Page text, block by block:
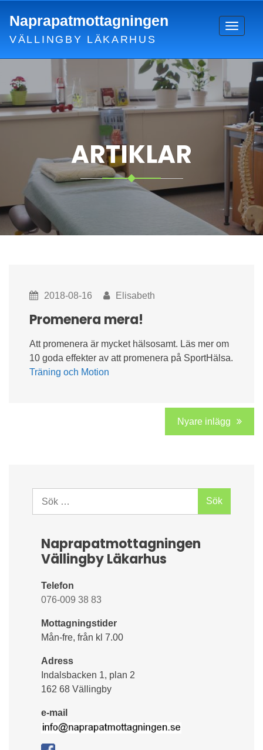
content
Toggle
Naprapatmottagningen
VÄLLINGBY LÄKARHUS
ARTIKLAR
2018-08-16 Elisabeth
Promenera mera!
Att promenera är mycket hälsosamt. Läs mer om
10 goda effekter av att promenera på SportHälsa.
Träning och Motion
Nyare inlägg
Naprapatmottagningen
Vällingby Läkarhus
Telefon
076-009 38 83
Mottagningstider
Mån-fre, från kl 7.00
Adress
Indalsbacken 1, plan 2
162 68 Vällingby
e-mail